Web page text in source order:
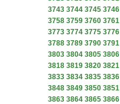
3743 3744 3745 3746
3758 3759 3760 3761
3773 3774 3775 3776
3788 3789 3790 3791
3803 3804 3805 3806
3818 3819 3820 3821
3833 3834 3835 3836
3848 3849 3850 3851
3863 3864 3865 3866